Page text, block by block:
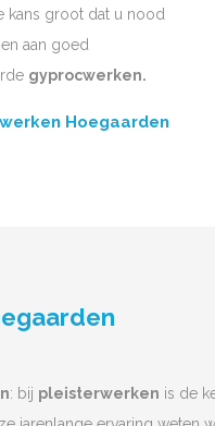
kans groot dat u nood
aan goed
gyprocwerken.
Hoegaarden
: bij pleisterwerken is de